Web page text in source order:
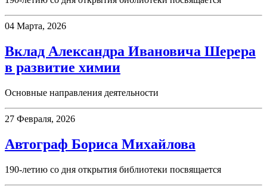
04 Марта, 2026
Вклад Александра Ивановича Шерера
в развитие химии
Основные направления деятельности
27 Февраля, 2026
Автограф Бориса Михайлова
190-летию со дня открытия библиотеки посвящается